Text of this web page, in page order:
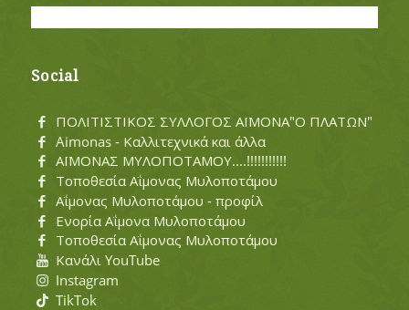
Social
ΠΟΛΙΤΙΣΤΙΚΟΣ ΣΥΛΛΟΓΟΣ ΑΪΜΟΝΑ"Ο ΠΛΑΤΩΝ"
Aimonas - Καλλιτεχνικά και άλλα
ΑΪΜΟΝΑΣ ΜΥΛΟΠΟΤΑΜΟΥ....!!!!!!!!!!!
Τοποθεσία Αΐμονας Μυλοποτάμου
Αΐμονας Μυλοποτάμου - προφίλ
Ενορία Αΐμονα Μυλοποτάμου
Τοποθεσία Αΐμονας Μυλοποτάμου
Κανάλι YouTube
Instagram
TikTok